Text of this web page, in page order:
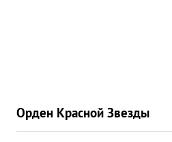
Орден Красной Звезды